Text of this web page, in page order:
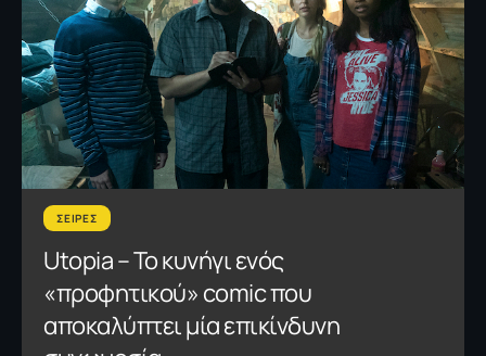
ΣΕΙΡΕΣ
Utopia – Το κυνήγι ενός
«προφητικού» comic που
αποκαλύπτει μία επικίνδυνη